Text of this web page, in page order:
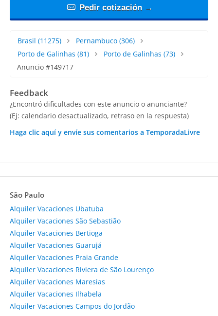
Pedir cotización →
Brasil (11275) Pernambuco(306)
Porto de Galinhas (81) Porto de Galinhas (73)
Anuncio #149717
Feedback
¿Encontró dificultades con este anuncio o anunciante?
(Ej: calendario desactualizado, retraso en la respuesta)
Haga clic aquí y envíe sus comentarios a TemporadaLivre
São Paulo
Alquiler Vacaciones Ubatuba
Alquiler Vacaciones São Sebastião
Alquiler Vacaciones Bertioga
Alquiler Vacaciones Guarujá
Alquiler Vacaciones Praia Grande
Alquiler Vacaciones Riviera de São Lourenço
Alquiler Vacaciones Maresias
Alquiler Vacaciones Ilhabela
Alquiler Vacaciones Campos do Jordão